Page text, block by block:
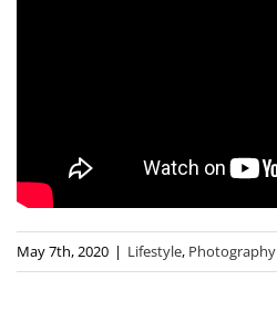
May 7th, 2020 | Lifestyle, Photography